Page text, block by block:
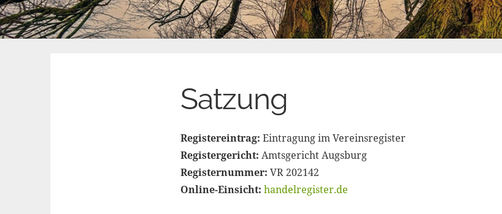
Satzung
Registereintrag: Eintragung im Vereinsregister
Registergericht: Amtsgericht Augsburg
Registernummer: VR 202142
Online-Einsicht: handelregister.de